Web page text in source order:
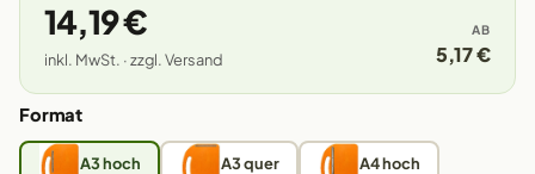
14,19 €
inkl. MwSt. · zzgl. Versand
AB
5,17 €
Format
A3 hoch A3 quer A4 hoch